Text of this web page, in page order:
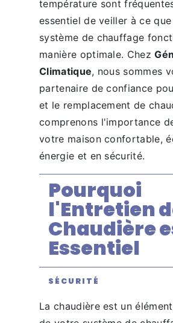
température sont
essentiel de veiller à ce
système de chauffage
manière optimale. Chez
Climatique, nous sommes
partenaire de confiance
et le remplacement de
comprenons l'importance
votre maison confortable,
énergie et en sécurité.
Pourquoi
l'Entretien
Chaudière
Essentiel
SÉCURITÉ
La chaudière est un